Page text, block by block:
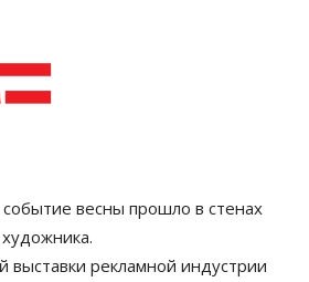
событие весны прошло в стенах
выставки рекламной индустрии